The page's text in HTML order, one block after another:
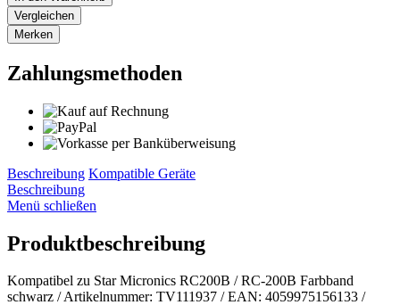
Vergleichen
Merken
Zahlungsmethoden
Beschreibung Kompatible Geräte
Beschreibung
Menü schließen
Produktbeschreibung
Kompatibel zu Star Micronics RC200B / RC-200B Farbband
schwarz / Artikelnummer: TV111937 / EAN: 4059975156133 /